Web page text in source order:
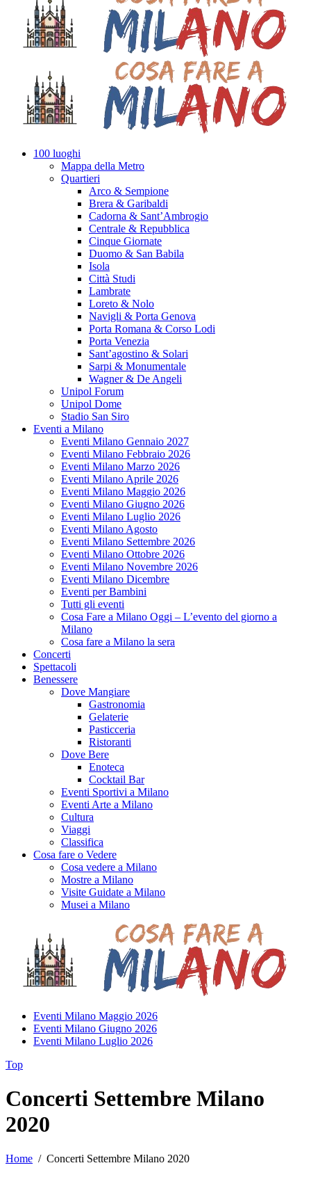
100 luoghi
Mappa della Metro
Quartieri
Arco & Sempione
Brera & Garibaldi
Cadorna & Sant’Ambrogio
Centrale & Repubblica
Cinque Giornate
Duomo & San Babila
Isola
Città Studi
Lambrate
Loreto & Nolo
Navigli & Porta Genova
Porta Romana & Corso Lodi
Porta Venezia
Sant’agostino & Solari
Sarpi & Monumentale
Wagner & De Angeli
Unipol Forum
Unipol Dome
Stadio San Siro
Eventi a Milano
Eventi Milano Gennaio 2027
Eventi Milano Febbraio 2026
Eventi Milano Marzo 2026
Eventi Milano Aprile 2026
Eventi Milano Maggio 2026
Eventi Milano Giugno 2026
Eventi Milano Luglio 2026
Eventi Milano Agosto
Eventi Milano Settembre 2026
Eventi Milano Ottobre 2026
Eventi Milano Novembre 2026
Eventi Milano Dicembre
Eventi per Bambini
Tutti gli eventi
Cosa Fare a Milano Oggi – L’evento del giorno a
Milano
Cosa fare a Milano la sera
Concerti
Spettacoli
Benessere
Dove Mangiare
Gastronomia
Gelaterie
Pasticceria
Ristoranti
Dove Bere
Enoteca
Cocktail Bar
Eventi Sportivi a Milano
Eventi Arte a Milano
Cultura
Viaggi
Classifica
Cosa fare o Vedere
Cosa vedere a Milano
Mostre a Milano
Visite Guidate a Milano
Musei a Milano
Eventi Milano Maggio 2026
Eventi Milano Giugno 2026
Eventi Milano Luglio 2026
Top
Concerti Settembre Milano
2020
Home / Concerti Settembre Milano 2020